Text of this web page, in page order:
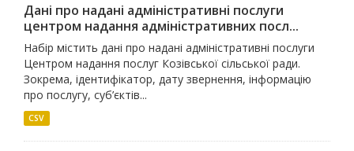
Дані про надані адміністративні послуги
центром надання адміністративних посл...
Набір містить дані про надані адміністративні послуги
Центром надання послуг Козівської сільської ради.
Зокрема, ідентифікатор, дату звернення, інформацію
про послугу, суб’єктів...
CSV